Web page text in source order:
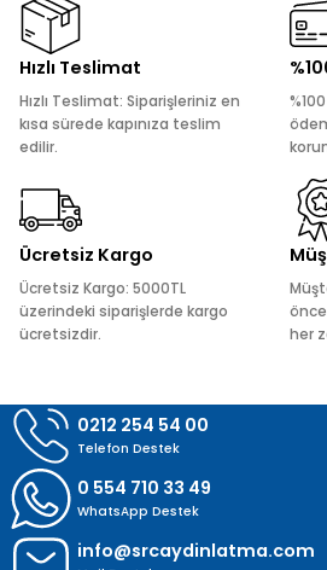
Ürün resmi kalitesiz, bozuk veya
Ürün bilgilerinde hatalar bulunuyor.
Ürün fiyatı diğer sitelerden daha
Bu ürüne benzer farklı alternatifler
Hızlı Teslimat
Hızlı Teslimat: Siparişleriniz en
kısa sürede kapınıza teslim
edilir.
Ücretsiz Kargo
Ücretsiz Kargo: 5000TL
üzerindeki siparişlerde kargo
ücretsizdir.
her
0212 254 54 00
Telefon Destek
0 554 710 33 49
WhatsApp Destek
info@srcaydinlatma.com